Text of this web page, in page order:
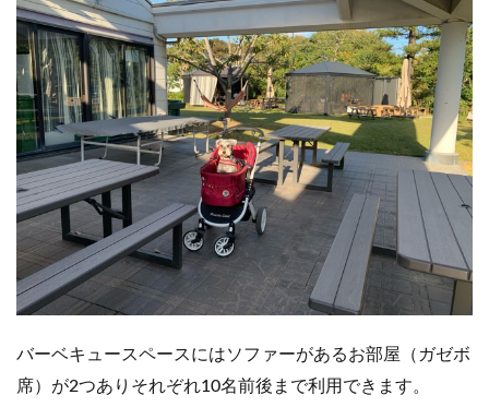
バーベキュースペースにはソファーがあるお部屋（ガゼボ
席）が2つあり それぞれ10名前後まで利用できます。